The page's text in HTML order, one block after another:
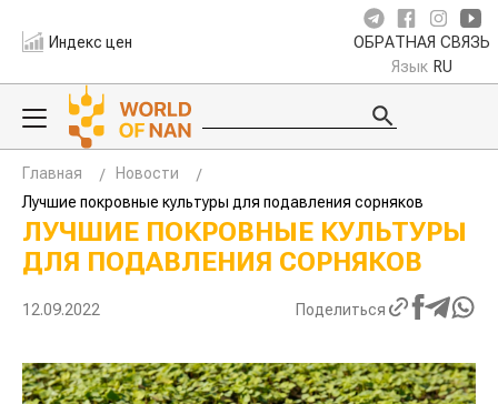
Индекс цен ОБРАТНАЯ СВЯЗЬ
Язык RU
Главная
Новости
Лучшие покровные культуры для подавления сорняков
ЛУЧШИЕ ПОКРОВНЫЕ КУЛЬТУРЫ
ДЛЯ ПОДАВЛЕНИЯ СОРНЯКОВ
12.09.2022 Поделиться